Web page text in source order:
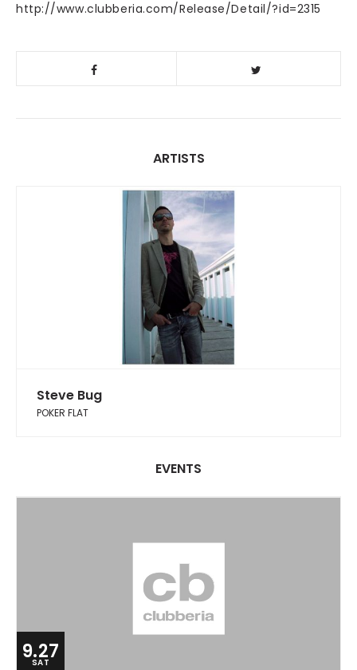
http://www.clubberia.com/Release/Detail/?id=2315
ARTISTS
Steve Bug
POKER FLAT
EVENTS
9.27
SAT